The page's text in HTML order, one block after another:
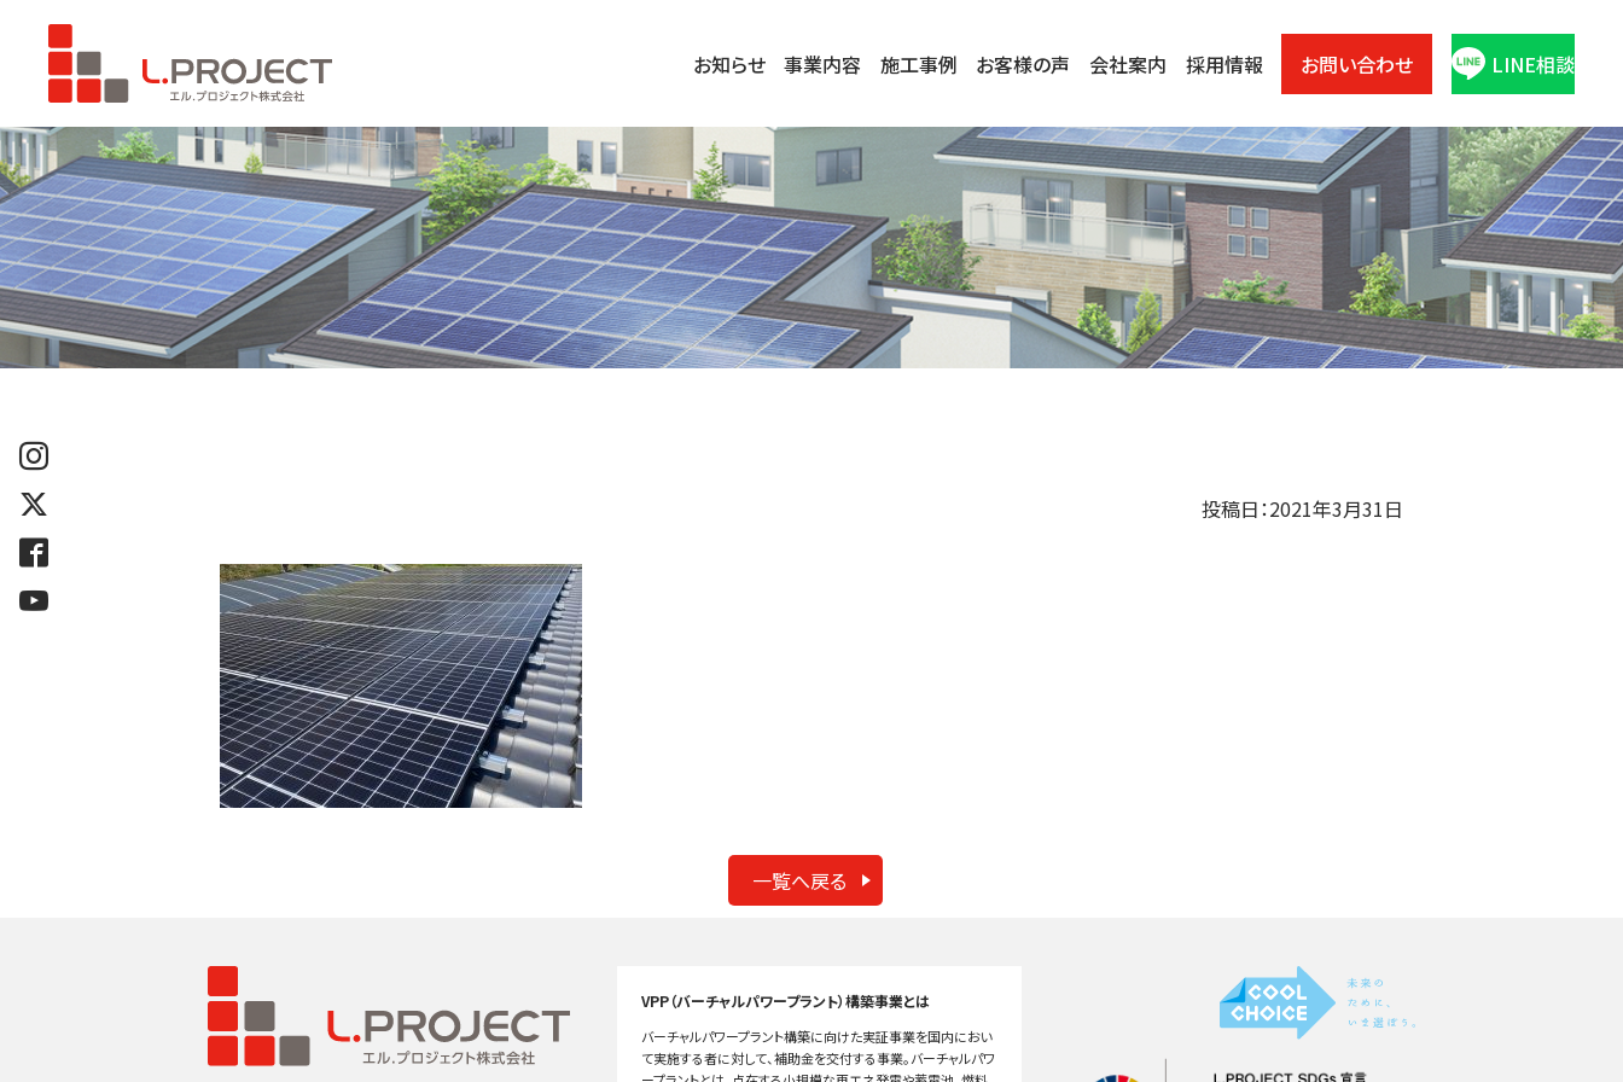
お知らせ 事業内容 施工事例 お客様の声 会社案内 採用情報 お問い合わせ LINE相談
投稿日：2021年3月31日
一覧へ戻る
VPP（バーチャルパワープラント）構築事業とは
バーチャルパワープラント構築に向けた実証事業を国内におい
て実施する者に対して、補助金を交付する事業。バーチャルパワ